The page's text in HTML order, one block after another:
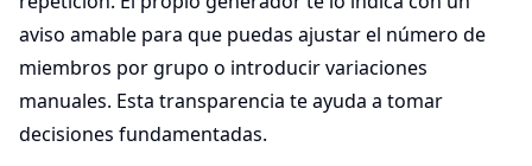
aviso amable para que puedas ajustar el número de
miembros por grupo o introducir variaciones
manuales. Esta transparencia te ayuda a tomar
decisiones fundamentadas.